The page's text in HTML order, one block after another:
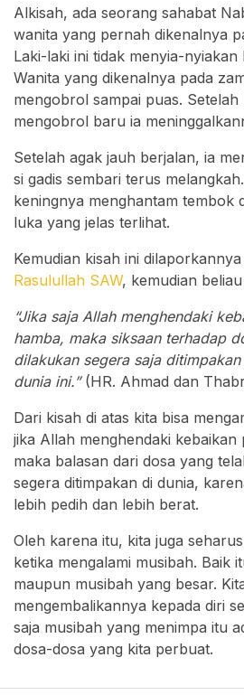
Alkisah, ada seorang sahabat
wanita yang pernah dikenalnya
Laki-laki ini tidak menyia-nyiakan
Wanita yang dikenalnya pada
mengobrol sampai puas. Setelah
mengobrol baru ia
Setelah agak jauh berjalan, ia
si gadis sembari terus
keningnya menghantam tembok
luka yang jelas terlihat.
Kemudian kisah ini
Rasulullah SAW, kemudian
“Jika saja Allah menghendaki
hamba, maka siksaan terhadap
dilakukan segera saja
dunia ini.”(HR. Ahmad dan
Dari kisah di atas kita bisa
jika Allah menghendaki kebaikan
maka balasan dari dosa yang
segera ditimpakan di dunia,
lebih pedih dan lebih berat.
Oleh karena itu, kita juga
ketika mengalami musibah. Baik
maupun musibah yang besar.
mengembalikannya kepada diri
saja musibah yang menimpa itu
dosa-dosa yang kita perbuat.